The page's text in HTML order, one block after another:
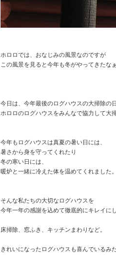
ホロロでは、おなじみの風景なのですが
この風景を見ると今年も冬がやってきたな
今日は、今年最後のログハウスの大掃除の日
ホロロのログハウスをみんなで協力して大
今年もログハウスは真夏の暑い日には、
暑さから身を守ってくれたり
冬の寒い日には、
暖炉と一緒に冷えた体を温めてくれました。
そんな私たちの大切なログハウスを
今年一年の感謝を込めて徹底的にキレイにし
床掃除、窓ふき、キッチンまわりなど。
きれいになったログハウスも喜んでいるみた